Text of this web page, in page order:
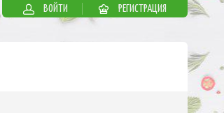
ВОЙТИ РЕГИСТРАЦИЯ